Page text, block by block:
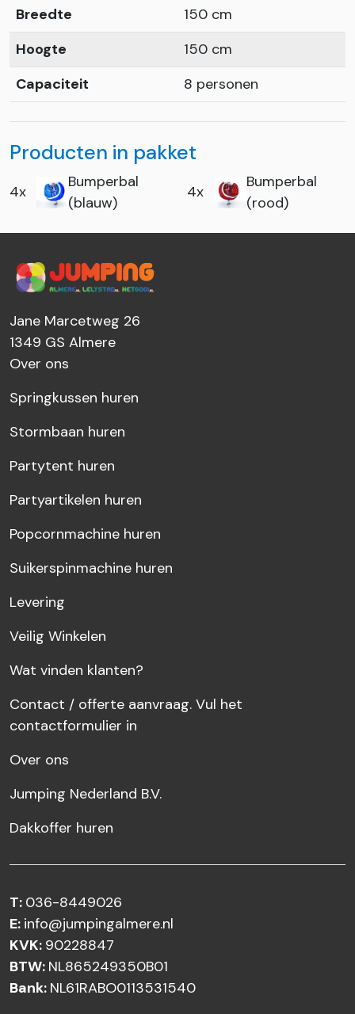
Breedte
150 cm
Hoogte
150 cm
Capaciteit
8 personen
Producten in pakket
4x
Bumperbal
(blauw)
4x
Bumperbal
(rood)
Jane Marcetweg 26
1349 GS Almere
Over ons
Springkussen huren
Stormbaan huren
Partytent huren
Partyartikelen huren
Popcornmachine huren
Suikerspinmachine huren
Levering
Veilig Winkelen
Wat vinden klanten?
Contact / offerte aanvraag. Vul het
contactformulier in
Over ons
Jumping Nederland B.V.
Dakkoffer huren
T: 036-8449026
E: info@jumpingalmere.nl
KVK: 90228847
BTW: NL865249350B01
Bank: NL61RABO0113531540